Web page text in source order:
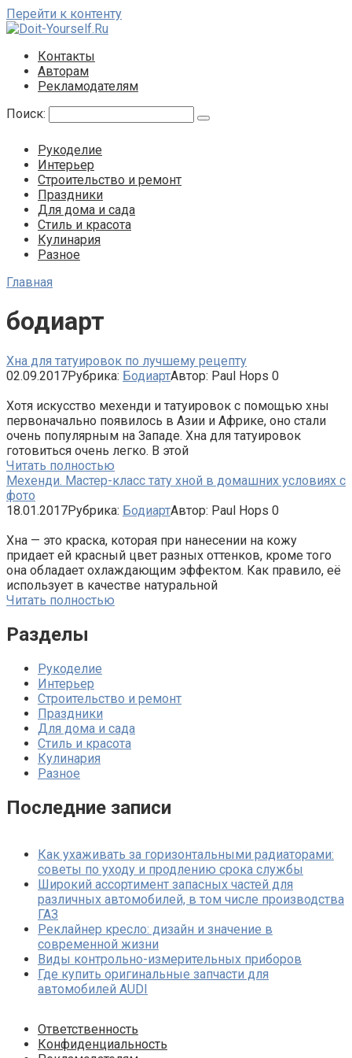
Перейти к контенту
Контакты
Авторам
Рекламодателям
Поиск:
Рукоделие
Интерьер
Строительство и ремонт
Праздники
Для дома и сада
Стиль и красота
Кулинария
Разное
Главная
бодиарт
Хна для татуировок по лучшему рецепту
02.09.2017Рубрика: БодиартАвтор: Paul Hops 0
Хотя искусство мехенди и татуировок с помощью хны
первоначально появилось в Азии и Африке, оно стали
очень популярным на Западе. Хна для татуировок
готовиться очень легко. В этой
Читать полностью
Мехенди. Мастер-класс тату хной в домашних условиях с
фото
18.01.2017Рубрика: БодиартАвтор: Paul Hops 0
Хна — это краска, которая при нанесении на кожу
придает ей красный цвет разных оттенков, кроме того
она обладает охлаждающим эффектом. Как правило, её
использует в качестве натуральной
Читать полностью
Разделы
Рукоделие
Интерьер
Строительство и ремонт
Праздники
Для дома и сада
Стиль и красота
Кулинария
Разное
Последние записи
Как ухаживать за горизонтальными радиаторами:
советы по уходу и продлению срока службы
Широкий ассортимент запасных частей для
различных автомобилей, в том числе производства
ГАЗ
Реклайнер кресло: дизайн и значение в
современной жизни
Виды контрольно-измерительных приборов
Где купить оригинальные запчасти для
автомобилей AUDI
Ответственность
Конфиденциальность